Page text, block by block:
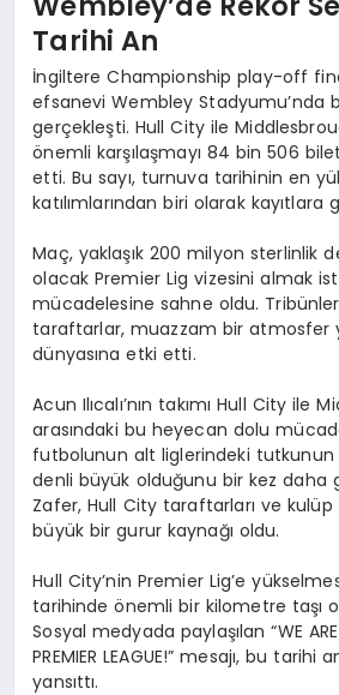
Tarihi An
İngiltere Championship play-off
efsanevi Wembley Stadyumu’nda
gerçekleşti. Hull City ile
önemli karşılaşmayı 84 bin 506
etti. Bu sayı, turnuva tarihinin en
katılımlarından biri olarak kayıtlara
Maç, yaklaşık 200 milyon sterlinlik
olacak Premier Lig vizesini almak
mücadelesine sahne oldu.
taraftarlar, muazzam bir atmosfer
dünyasına etki etti.
Acun Ilıcalı’nın takımı Hull City ile
arasındaki bu heyecan dolu
futbolunun alt liglerindeki
denli büyük olduğunu bir kez daha
Zafer, Hull City taraftarları ve
büyük bir gurur kaynağı oldu.
Hull City’nin Premier Lig’e
tarihinde önemli bir kilometre taşı
Sosyal medyada paylaşılan “WE ARE
PREMIER LEAGUE!” mesajı, bu tarihi
yansıttı.